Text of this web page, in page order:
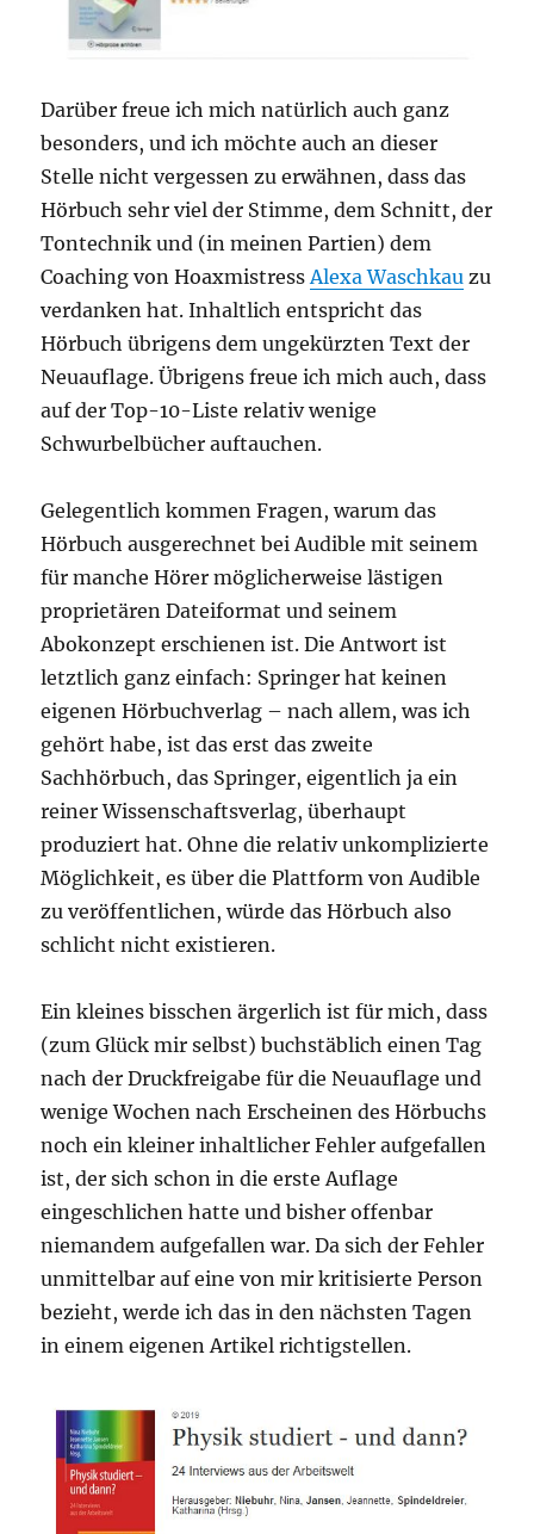
Darüber freue ich mich natürlich auch ganz
besonders, und ich möchte auch an dieser
Stelle nicht vergessen zu erwähnen, dass das
Hörbuch sehr viel der Stimme, dem Schnitt, der
Tontechnik und (in meinen Partien) dem
Coaching von HoaxmistressAlexa Waschkau zu
verdanken hat. Inhaltlich entspricht das
Hörbuch übrigens dem ungekürzten Text der
Neuauflage. Übrigens freue ich mich auch, dass
auf der Top-10-Liste relativ wenige
Schwurbelbücher auftauchen.
Gelegentlich kommen Fragen, warum das
Hörbuch ausgerechnet bei Audible mit seinem
für manche Hörer möglicherweise lästigen
proprietären Dateiformat und seinem
Abokonzept erschienen ist. Die Antwort ist
letztlich ganz einfach: Springer hat keinen
eigenen Hörbuchverlag – nach allem, was ich
gehört habe, ist das erst das zweite
Sachhörbuch, das Springer, eigentlich ja ein
reiner Wissenschaftsverlag, überhaupt
produziert hat. Ohne die relativ unkomplizierte
Möglichkeit, es über die Plattform von Audible
zu veröffentlichen, würde das Hörbuch also
schlicht nicht existieren.
Ein kleines bisschen ärgerlich ist für mich, dass
(zum Glück mir selbst) buchstäblich einen Tag
nach der Druckfreigabe für die Neuauflage und
wenige Wochen nach Erscheinen des Hörbuchs
noch ein kleiner inhaltlicher Fehler aufgefallen
ist, der sich schon in die erste Auflage
eingeschlichen hatte und bisher offenbar
niemandem aufgefallen war. Da sich der Fehler
unmittelbar auf eine von mir kritisierte Person
bezieht, werde ich das in den nächsten Tagen
in einem eigenen Artikel richtigstellen.